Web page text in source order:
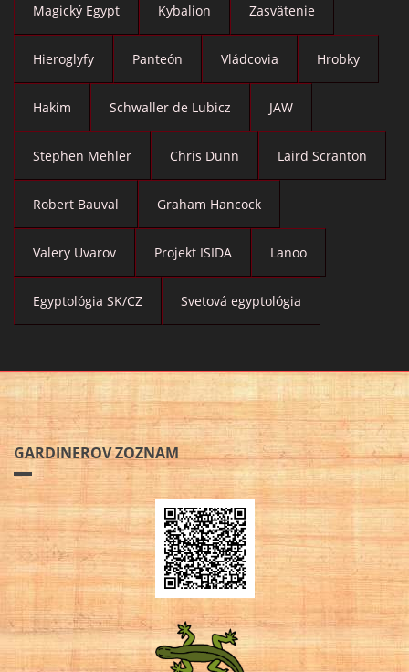
Magický Egypt Kybalion Zasvätenie
Hieroglyfy Panteón Vládcovia Hrobky
Hakim Schwaller de Lubicz JAW
Stephen Mehler Chris Dunn Laird Scranton
Robert Bauval Graham Hancock
Valery Uvarov Projekt ISIDA Lanoo
Egyptológia SK/CZ Svetová egyptológia
GARDINEROV ZOZNAM